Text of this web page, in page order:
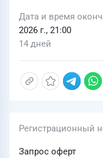
Дата и время
2026 г., 21:00
14 дней
Регистрационный
Запрос оферт